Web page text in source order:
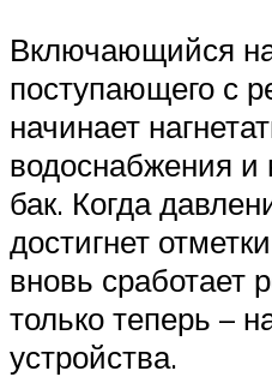
Включающийся
поступающего с
начинает
водоснабжения и
бак. Когда
достигнет
вновь сработает
только теперь –
устройства.